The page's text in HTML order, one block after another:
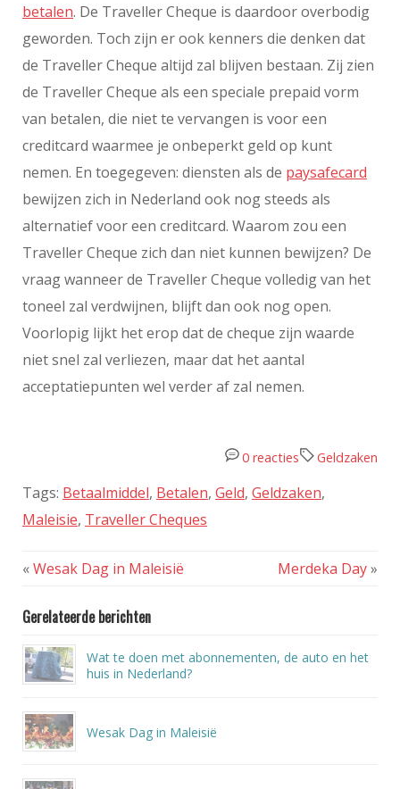
betalen. De Traveller Cheque is daardoor overbodig
geworden. Toch zijn er ook kenners die denken dat
de Traveller Cheque altijd zal blijven bestaan. Zij zien
de Traveller Cheque als een speciale prepaid vorm
van betalen, die niet te vervangen is voor een
creditcard waarmee je onbeperkt geld op kunt
nemen. En toegegeven: diensten als de paysafecard
bewijzen zich in Nederland ook nog steeds als
alternatief voor een creditcard. Waarom zou een
Traveller Cheque zich dan niet kunnen bewijzen? De
vraag wanneer de Traveller Cheque volledig van het
toneel zal verdwijnen, blijft dan ook nog open.
Voorlopig lijkt het erop dat de cheque zijn waarde
niet snel zal verliezen, maar dat het aantal
acceptatiepunten wel verder af zal nemen.
Geldzaken
0 reacties
Tags: Betaalmiddel, Betalen, Geld, Geldzaken,
Maleisie, Traveller Cheques
«Wesak Dag in Maleisië Merdeka Day»
Gerelateerde berichten
Wat te doen met abonnementen, de auto en het
huis in Nederland?
Wesak Dag in Maleisië